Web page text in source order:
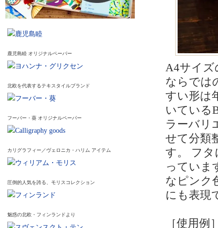
鹿児島睦 オリジナルペーパー
北欧を代表するテキスタイルブランド
フーバー・葵 オリジナルペーパー
カリグラフィー／ヴェロニカ・ハリム アイテム
圧倒的人気を誇る、モリスコレクション
魅惑の北欧・フィンランドより
A4サイズ
ならでは
すい形は
いている
ラーバリ
せて分類
す。 フ
っていま
なピンク
にも表現
［使用例